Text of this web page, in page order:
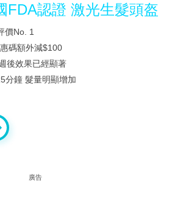
FDA認證 激光生髮頭盔
價No. 1
碼額外減$100
後效果已經顯著
分鐘 髮量明顯增加
廣告